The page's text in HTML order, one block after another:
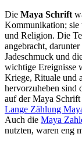
Die Maya Schrift
Kommunikation; sie
und Religion. Die
angebracht,
Jadeschmuck und
wichtige Ereignisse
Kriege, Rituale und
hervorzuheben sind
auf der Maya
Lange Zählung
Auch die Maya
nutzten, waren eng